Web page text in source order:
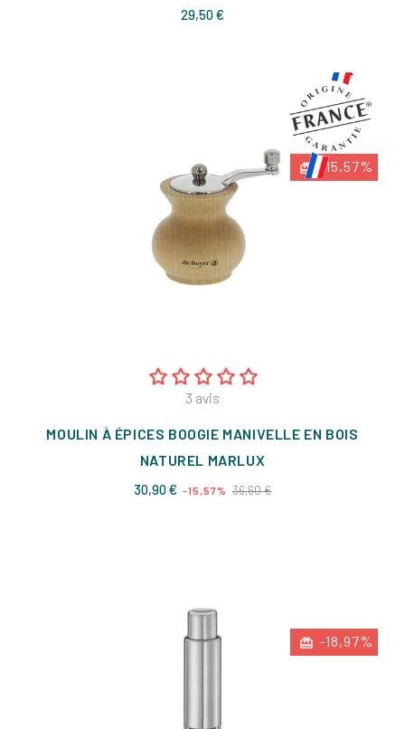
29,50 €
-15,57%
3 avis
MOULIN À ÉPICES BOOGIE MANIVELLE EN BOIS
NATUREL MARLUX
30,90 € Prix
-15,57% 36,60 €Prix
-18,97%